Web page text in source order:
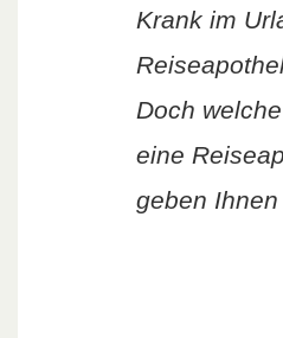
Krank im
Doch
eine
geben